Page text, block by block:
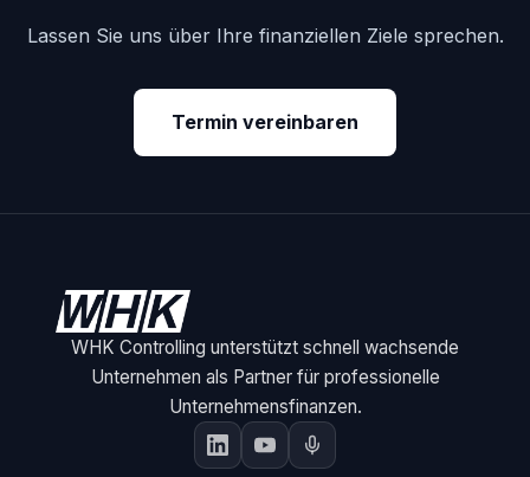
Lassen Sie uns über Ihre finanziellen Ziele sprechen.
Termin vereinbaren
WHK Controlling unterstützt schnell wachsende
Unternehmen als Partner für professionelle
Unternehmensfinanzen.